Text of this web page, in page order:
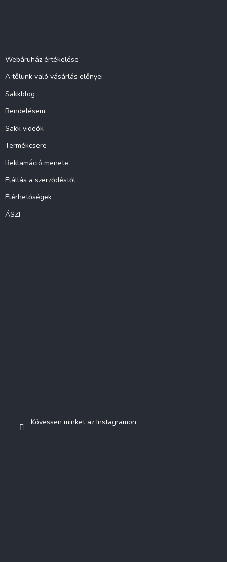
Webáruház értékelése
A tőlünk való vásárlás előnyei
Sakkblog
Rendelésem
Sakk videók
Termékcsere
Reklamáció menete
Elállás a szerződéstől
Elérhetőségek
ÁSZF
Kövessen minket az Instagramon